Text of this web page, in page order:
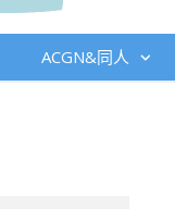
ACGN&同人